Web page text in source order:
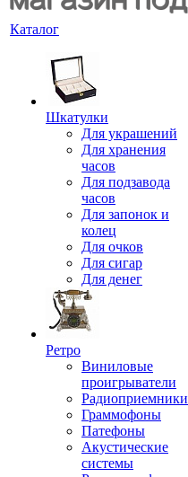
Каталог
Шкатулки
Для украшений
Для хранения
часов
Для подзавода
часов
Для запонок и
колец
Для очков
Для сигар
Для денег
Ретро
Виниловые
проигрыватели
Радиоприемники
Граммофоны
Патефоны
Акустические
системы